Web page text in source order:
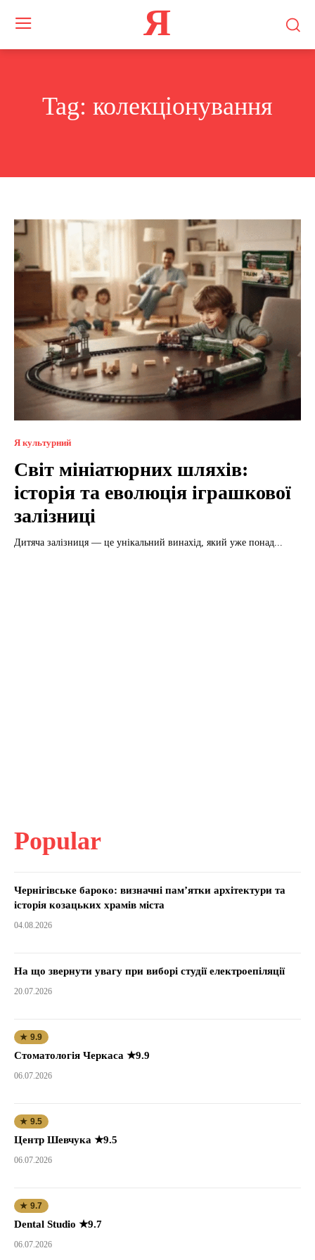
Я
Tag: колекціонування
Я культурний
Світ мініатюрних шляхів:
історія та еволюція іграшкової
залізниці
Дитяча залізниця — це унікальний винахід, який уже понад...
Popular
Чернігівське бароко: визначні пам’ятки архітектури та
історія козацьких храмів міста
04.08.2026
На що звернути увагу при виборі студії електроепіляції
20.07.2026
★ 9.9
Стоматологія Черкаса ★9.9
06.07.2026
★ 9.5
Центр Шевчука ★9.5
06.07.2026
★ 9.7
Dental Studio ★9.7
06.07.2026